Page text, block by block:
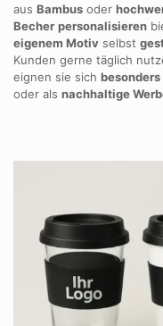
aus Bambus oder
Becher personalisieren
eigenem Motiv selbst
Kunden gerne täglich
eignen sie sich besonders
oder als nachhaltige